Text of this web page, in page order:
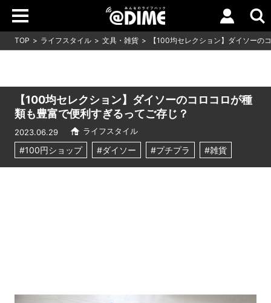
TOP ライフスタイル 文具・雑貨 【100均セレクション】ダイソーの
【100均セレクション】ダイソーのコロコロが種
類も豊富で便利すぎるってご存じ？
2023.06.29 ライフスタイル
#100円ショップ #ダイソー #プチプラ #雑貨